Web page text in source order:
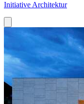
Initiative Architektur